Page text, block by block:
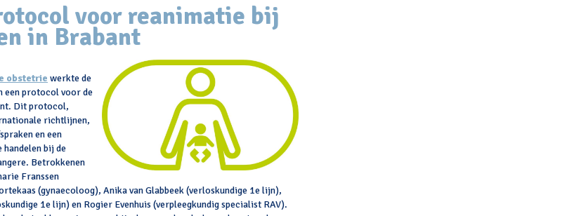
voor reanimatie bij
in Brabant
obstetrie werkte de
een protocol voor de
Dit protocol,
richtlijnen,
en een
handelen bij de
Betrokkenen
Franssen
(gynaecoloog), Anika van Glabbeek (verloskundige 1e lijn),
1e lijn) en Rogier Evenhuis (verpleegkundig specialist RAV).